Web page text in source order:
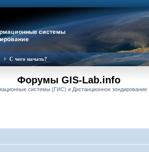
С чего начать?
Форумы GIS-Lab.info
системы (ГИС) и Дистанционное зондирование